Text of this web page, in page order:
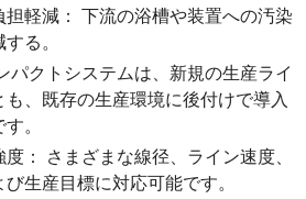
軽減： 下流の浴槽や装置への汚染
る。
パクトシステムは、新規の生産ライ
、既存の生産環境に後付けで導入
。
： さまざまな線径、ライン速度、
生産目標に対応可能です。